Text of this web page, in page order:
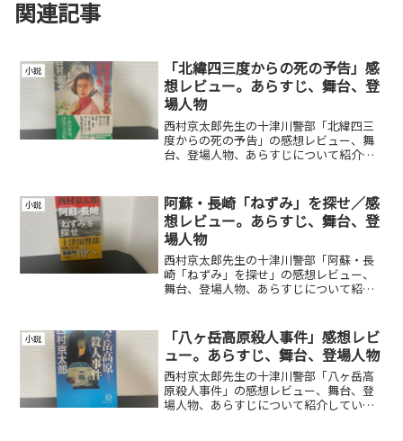
関連記事
小説
「北緯四三度からの死の予告」感
想レビュー。あらすじ、舞台、登
場人物
西村京太郎先生の十津川警部「北緯四三
度からの死の予告」の感想レビュー、舞
台、登場人物、あらすじについて紹介し
小説
阿蘇・長崎「ねずみ」を探せ／感
想レビュー。あらすじ、舞台、登
場人物
西村京太郎先生の十津川警部「阿蘇・長
崎「ねずみ」を探せ」の感想レビュー、
舞台、登場人物、あらすじについて紹介
小説
「八ヶ岳高原殺人事件」感想レビ
ュー。あらすじ、舞台、登場人物
西村京太郎先生の十津川警部「八ヶ岳高
原殺人事件」の感想レビュー、舞台、登
場人物、あらすじについて紹介していま